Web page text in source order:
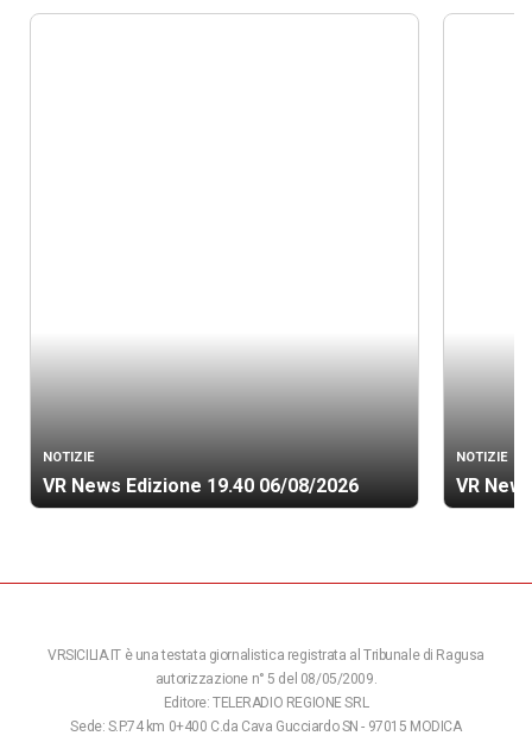
NOTIZIE
VR News Edizione 19.40 06/08/2026
NOTIZIE
VR
VRSICILIA.IT è una testata giornalistica registrata al Tribunale di Ragusa
autorizzazione n° 5 del 08/05/2009.
Editore: TELERADIO REGIONE SRL
Sede: S.P.74 km 0+400 C.da Cava Gucciardo SN - 97015 MODICA